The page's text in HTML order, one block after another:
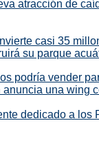
atracción de
casi 35
su parque
podría vender
anuncia una wing
dedicado a los